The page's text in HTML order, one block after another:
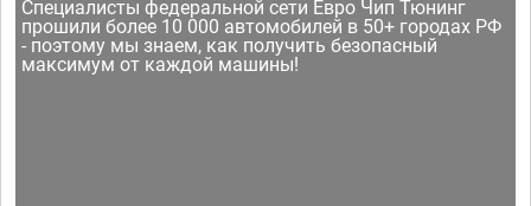
Специалисты федеральной сети Евро Чип Тюнинг
прошили более 10 000 автомобилей в 50+ городах РФ
- поэтому мы знаем, как получить безопасный
максимум от каждой машины!